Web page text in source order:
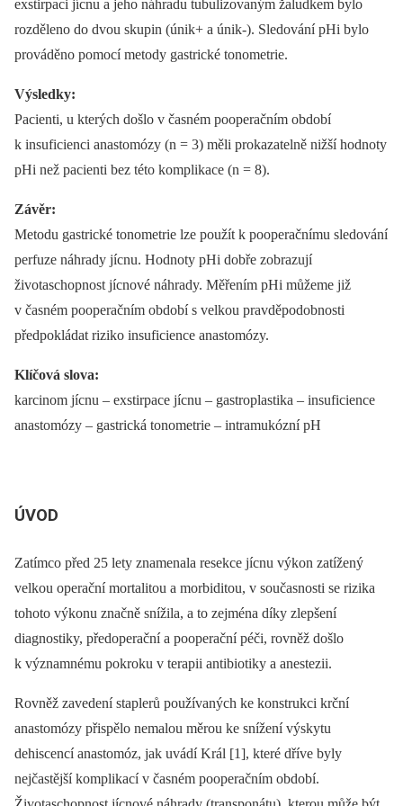
exstirpaci jícnu a jeho náhradu tubulizovaným žaludkem bylo
rozděleno do dvou skupin (únik+ a únik-). Sledování pHi bylo
prováděno pomocí metody gastrické tonometrie.
Výsledky:
Pacienti, u kterých došlo v časném pooperačním období
k insuficienci anastomózy (n = 3) měli prokazatelně nižší hodnoty
pHi než pacienti bez této komplikace (n = 8).
Závěr:
Metodu gastrické tonometrie lze použít k pooperačnímu sledování
perfuze náhrady jícnu. Hodnoty pHi dobře zobrazují
životaschopnost jícnové náhrady. Měřením pHi můžeme již
v časném pooperačním období s velkou pravděpodobnosti
předpokládat riziko insuficience anastomózy.
Klíčová slova:
karcinom jícnu –⁠ exstirpace jícnu –⁠ gastroplastika –⁠ insuficience
anastomózy –⁠ gastrická tonometrie –⁠ intramukózní pH
ÚVOD
Zatímco před 25 lety znamenala resekce jícnu výkon zatížený
velkou operační mortalitou a morbiditou, v současnosti se rizika
tohoto výkonu značně snížila, a to zejména díky zlepšení
diagnostiky, předoperační a pooperační péči, rovněž došlo
k významnému pokroku v terapii antibiotiky a anestezii.
Rovněž zavedení staplerů používaných ke konstrukci krční
anastomózy přispělo nemalou měrou ke snížení výskytu
dehiscencí anastomóz, jak uvádí Král [1], které dříve byly
nejčastější komplikací v časném pooperačním období.